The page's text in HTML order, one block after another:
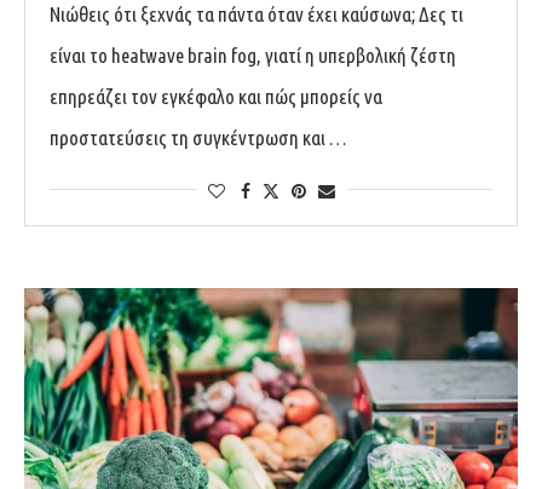
Νιώθεις ότι ξεχνάς τα πάντα όταν έχει καύσωνα; Δες τι
είναι το heatwave brain fog, γιατί η υπερβολική ζέστη
επηρεάζει τον εγκέφαλο και πώς μπορείς να
προστατεύσεις τη συγκέντρωση και …